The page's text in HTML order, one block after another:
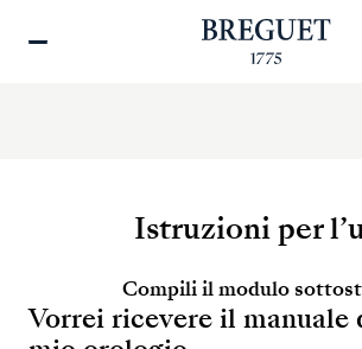
Istruzioni per
Compili il modulo
Vorrei ricevere il manuale